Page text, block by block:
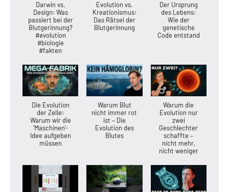
Darwin vs.
Design: Was
passiert bei der
Blutgerinnung?
#evolution
#biologie
#fakten
Evolution vs.
Kreationismus:
Das Rätsel der
Blutgerinnung
Der Ursprung
des Lebens:
Wie der
genetische
Code entstand
Die Evolution
der Zelle:
Warum wir die
'Maschinen'-
Idee aufgeben
müssen
Warum Blut
nicht immer rot
ist – Die
Evolution des
Blutes
Warum die
Evolution nur
zwei
Geschlechter
schaffte –
nicht mehr,
nicht weniger